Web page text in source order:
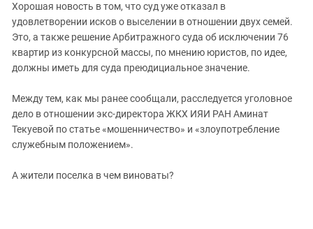
Хорошая новость в том, что суд уже отказал в
удовлетворении исков о выселении в отношении двух семей.
Это, а также решение Арбитражного суда об исключении 76
квартир из конкурсной массы, по мнению юристов, по идее,
должны иметь для суда преюдициальное значение.
Между тем, как мы ранее сообщали, расследуется уголовное
дело в отношении экс-директора ЖКХ ИЯИ РАН Аминат
Текуевой по статье «мошенничество» и «злоупотребление
служебным положением».
А жители поселка в чем виноваты?